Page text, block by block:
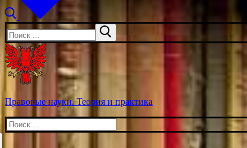
Искать:
Правовые науки. Теория и практика
Искать: